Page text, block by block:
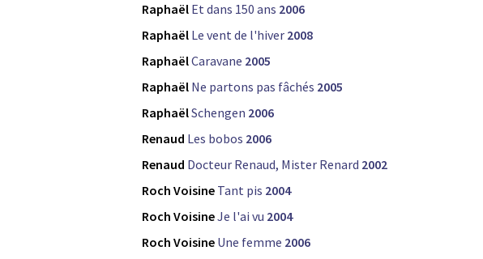
Raphaël Et dans 150 ans 2006
Raphaël Le vent de l'hiver 2008
RaphaëlCaravane 2005
Raphaël Ne partons pas fâchés 2005
RaphaëlSchengen 2006
Renaud Les bobos 2006
Renaud Docteur Renaud, Mister Renard 2002
Roch Voisine Tant pis 2004
Roch VoisineJe l'ai vu 2004
Roch Voisine Une femme 2006